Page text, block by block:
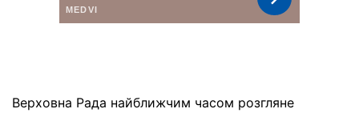
Верховна Рада найближчим часом розгляне